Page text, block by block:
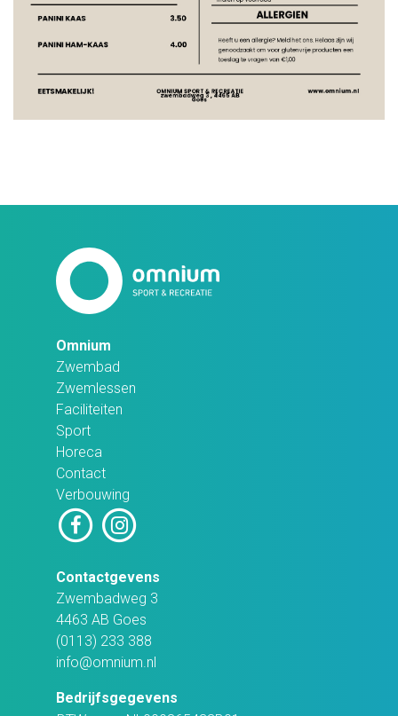
Omnium
Zwembad
Zwemlessen
Faciliteiten
Sport
Horeca
Contact
Verbouwing
Contactgevens
Zwembadweg 3
4463 AB Goes
(0113) 233 388
info@omnium.nl
Bedrijfsgegevens